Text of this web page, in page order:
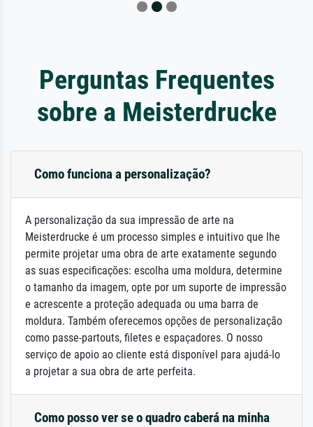
Perguntas Frequentes
sobre a Meisterdrucke
Como funciona a personalização?
A personalização da sua impressão de arte na
Meisterdrucke é um processo simples e intuitivo que lhe
permite projetar uma obra de arte exatamente segundo
as suas especificações: escolha uma moldura, determine
o tamanho da imagem, opte por um suporte de impressão
e acrescente a proteção adequada ou uma barra de
moldura. Também oferecemos opções de personalização
como passe-partouts, filetes e espaçadores. O nosso
serviço de apoio ao cliente está disponível para ajudá-lo
a projetar a sua obra de arte perfeita.
Como posso ver se o quadro caberá na minha